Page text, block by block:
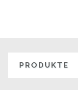
PRODUKTE